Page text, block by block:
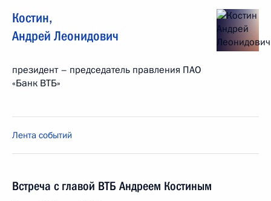
Костин,
Андрей Леонидович
президент – председатель правления ПАО
«Банк ВТБ»
Лента событий
Встреча с главой ВТБ Андреем Костиным